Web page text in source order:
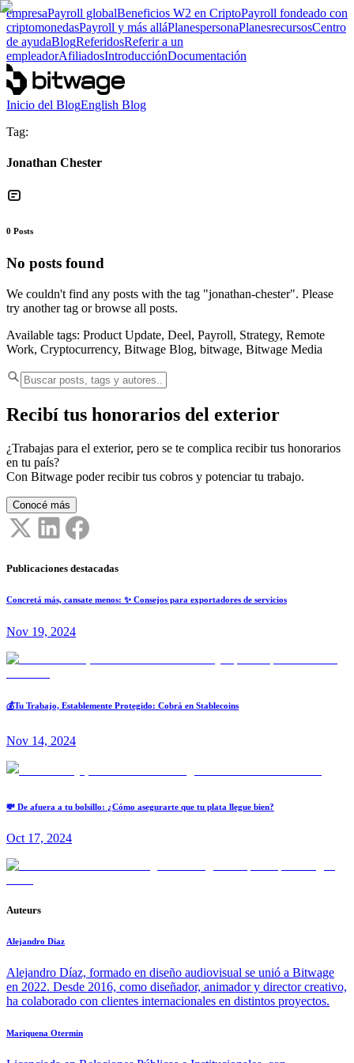
empresaPayroll globalBeneficios W2 en CriptoPayroll fondeado con
criptomonedasPayroll y más alláPlanespersonaPlanesrecursosCentro
de ayudaBlogReferidosReferir a un
empleadorAfiliadosIntroducciónDocumentación
Inicio del BlogEnglish Blog
Tag:
Jonathan Chester
0 Posts
No posts found
We couldn't find any posts with the tag "jonathan-chester". Please
try another tag or browse all posts.
Available tags: Product Update, Deel, Payroll, Strategy, Remote
Work, Cryptocurrency, Bitwage Blog, bitwage, Bitwage Media
Recibí tus honorarios del exterior
¿Trabajas para el exterior, pero se te complica recibir tus honorarios
en tu país?
Con Bitwage poder recibir tus cobros y potenciar tu trabajo.
Conocé más
Publicaciones destacadas
Concretá más, cansate menos: ✨ Consejos para exportadores de servicios
Nov 19, 2024
💰Tu Trabajo, Establemente Protegido: Cobrá en Stablecoins
Nov 14, 2024
💸 De afuera a tu bolsillo: ¿Cómo asegurarte que tu plata llegue bien?
Oct 17, 2024
Auteurs
Alejandro Diaz
Alejandro Díaz, formado en diseño audiovisual se unió a Bitwage
en 2022. Desde 2016, como diseñador, animador y director creativo,
ha colaborado con clientes internacionales en distintos proyectos.
Mariquena Otermin